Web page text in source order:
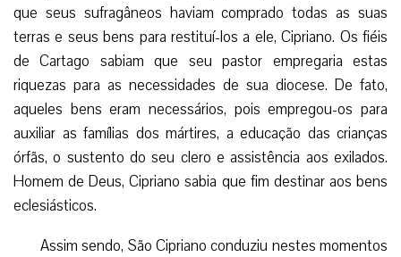
que seus sufragâneos haviam comprado todas as suas
terras e seus bens para restituí-los a ele, Cipriano. Os fiéis
de Cartago sabiam que seu pastor empregaria estas
riquezas para as necessidades de sua diocese. De fato,
aqueles bens eram necessários, pois empregou-os para
auxiliar as famílias dos mártires, a educação das crianças
órfãs, o sustento do seu clero e assistência aos exilados.
Homem de Deus, Cipriano sabia que fim destinar aos bens
eclesiásticos.
Assim sendo, São Cipriano conduziu nestes momentos